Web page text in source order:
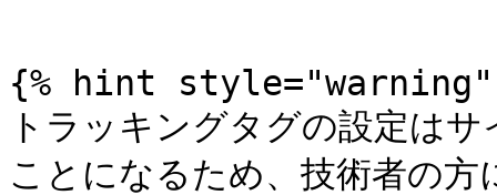
{% hint style="warning"
トラッキングタグの設定は
ことになるため、技術者の